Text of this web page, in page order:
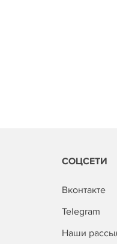
СОЦСЕТИ
Вконтакте
Telegram
Наши